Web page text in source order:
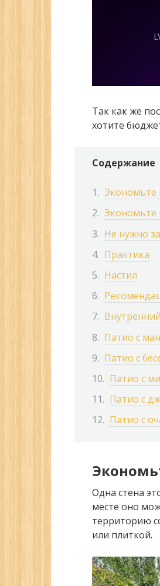
Так как же
хотите
Содержание
Экономьте
Экономьте
Не нужно
Практика
Настил
Патио с
Патио с
Патио с
Патио с
Патио с
Одна стена
месте оно
территорию
или плиткой.